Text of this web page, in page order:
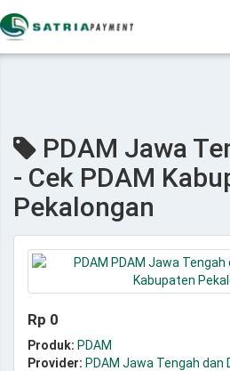
PDAM Jawa
- Cek PDAM
Pekalongan
Rp 0
Produk: PDAM
Provider: PDAM Jawa Tengah dan